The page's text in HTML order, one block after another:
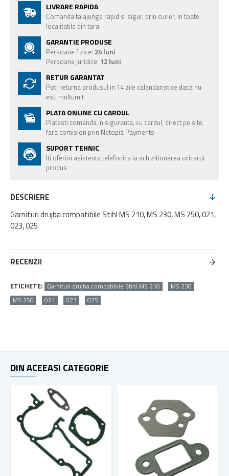
LIVRARE RAPIDA
Comanda ta ajunge rapid si sigur, prin curier, in toate
localitatile din tara
GARANTIE PRODUSE
Persoane fizice: 24 luni
Persoane juridice: 12 luni
RETUR GARANTAT
Poti returna produsul in 14 zile calendaristice daca nu
esti multumit
PLATA ONLINE CU CARDUL
Platesti comanda in siguranta, cu cardul, direct pe site,
fara comision prin Netopia Payments
SUPORT TEHNIC
Iti oferim asistenta telefonica la achizitionarea oricarui
produs
DESCRIERE
Garnituri drujba compatibile Stihl MS 210, MS 230, MS 250, 021,
023, 025
RECENZII
ETICHETE: Garnituri drujba compatibile Stihl MS 210
MS 230
MS 250
021 023 025
DIN ACEEASI CATEGORIE